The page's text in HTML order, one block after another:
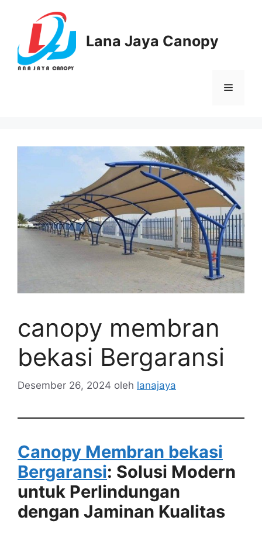
Lana Jaya Canopy
Menu
canopy membran
bekasi Bergaransi
Desember 26, 2024 oleh lanajaya
Canopy Membran bekasi
Bergaransi: Solusi Modern
untuk Perlindungan
dengan Jaminan Kualitas